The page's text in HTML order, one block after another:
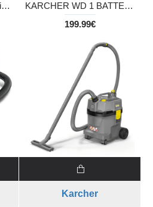
KARCHER T 11/1 Classic HEPA Re!Plast ηλεκτρική σκούπα ξηρής αναρρόφησης + σακούλες +δώρο εξάρτημα για εσοχές
KARCHER WD 1 BATTERY ΣΕΤ Πολυ-λειτουργική σκούπα αναρρόφησης με μπαταρία και φορτιστή
199.99€
Karcher